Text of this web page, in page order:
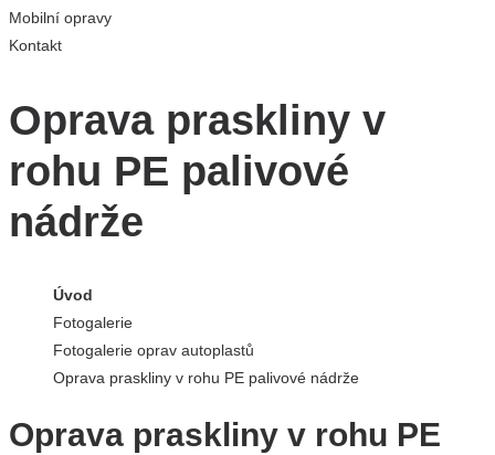
Mobilní opravy
Kontakt
Oprava praskliny v
rohu PE palivové
nádrže
Úvod
Fotogalerie
Fotogalerie oprav autoplastů
Oprava praskliny v rohu PE palivové nádrže
Oprava praskliny v rohu PE